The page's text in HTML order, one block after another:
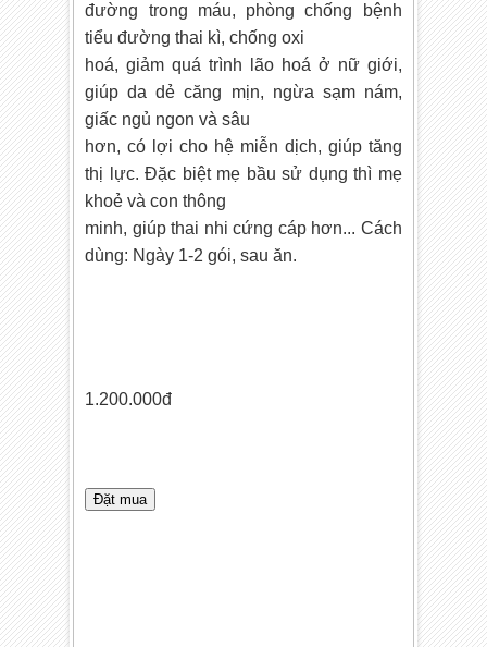
đường trong máu, phòng chống bệnh
tiểu đường thai kì, chống oxi
hoá, giảm quá trình lão hoá ở nữ giới,
giúp da dẻ căng mịn, ngừa sạm nám,
giấc ngủ ngon và sâu
hơn, có lợi cho hệ miễn dịch, giúp tăng
thị lực. Đặc biệt mẹ bầu sử dụng thì mẹ
khoẻ và con thông
minh, giúp thai nhi cứng cáp hơn... Cách
dùng: Ngày 1-2 gói, sau ăn.
1.200.000đ
Đặt mua